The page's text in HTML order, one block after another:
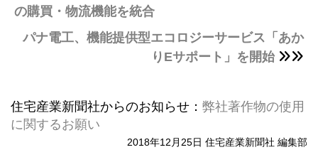
の購買・物流機能を統合
パナ電工、機能提供型エコロジーサービス「あか
りEサポート」を開始
住宅産業新聞社からのお知らせ： 弊社著作物の使用
に関するお願い
2018年12月25日 住宅産業新聞社 編集部